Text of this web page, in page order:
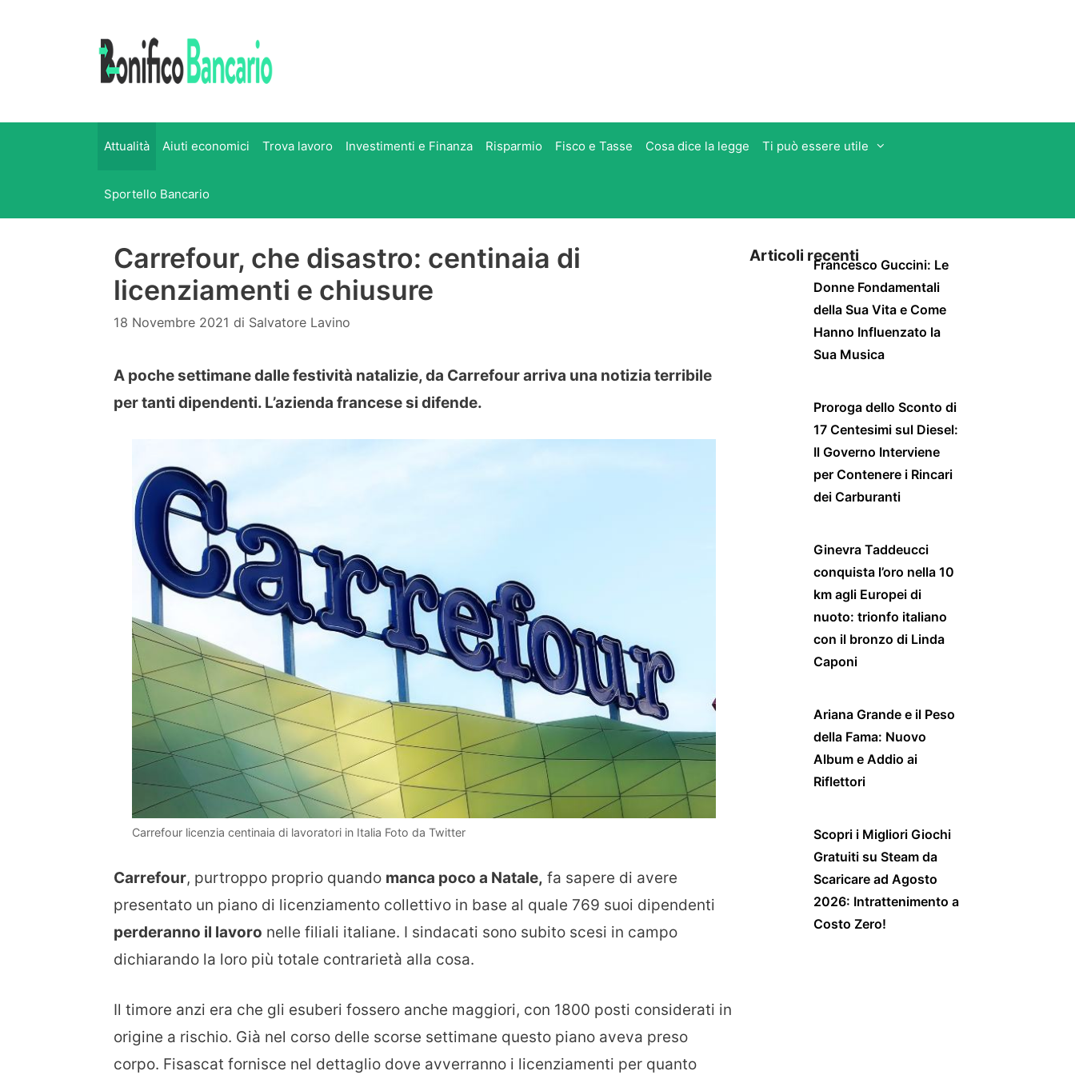
Attualità Aiuti economici Trova lavoro Investimenti e Finanza Risparmio Fisco e Tasse Cosa dice la legge Ti può essere utile
Sportello Bancario
Carrefour, che disastro: centinaia di
licenziamenti e chiusure
18 Novembre 2021 di Salvatore Lavino
A poche settimane dalle festività natalizie, da Carrefour arriva una notizia terribile
per tanti dipendenti. L’azienda francese si difende.
Carrefour licenzia centinaia di lavoratori in Italia Foto da Twitter
Carrefour, purtroppo proprio quando manca poco a Natale, fa sapere di avere
presentato un piano di licenziamento collettivo in base al quale 769 suoi dipendenti
perderanno il lavoro nelle filiali italiane. I sindacati sono subito scesi in campo
dichiarando la loro più totale contrarietà alla cosa.
Il timore anzi era che gli esuberi fossero anche maggiori, con 1800 posti considerati in
origine a rischio. Già nel corso delle scorse settimane questo piano aveva preso
corpo. Fisascat fornisce nel dettaglio dove avverranno i licenziamenti per quanto
Articoli recentiFrancesco Guccini: Le
Donne Fondamentali
della Sua Vita e Come
Hanno Influenzato la
Sua Musica
Proroga dello Sconto di
17 Centesimi sul Diesel:
Il Governo Interviene
per Contenere i Rincari
dei Carburanti
Ginevra Taddeucci
conquista l’oro nella 10
km agli Europei di
nuoto: trionfo italiano
con il bronzo di Linda
Caponi
Ariana Grande e il Peso
della Fama: Nuovo
Album e Addio ai
Riflettori
Scopri i Migliori Giochi
Gratuiti su Steam da
Scaricare ad Agosto
2026: Intrattenimento a
Costo Zero!